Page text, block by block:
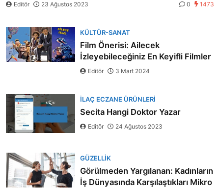
Editör 23 Ağustos 2023 0 1473
KÜLTÜR-SANAT
Film Önerisi: Ailecek
İzleyebileceğiniz En Keyifli Filmler
Editör 3 Mart 2024
İLAÇ ECZANE ÜRÜNLERI
Secita Hangi Doktor Yazar
Editör 24 Ağustos 2023
GÜZELLIK
Görülmeden Yargılanan: Kadınların
İş Dünyasında Karşılaştıkları Mikro